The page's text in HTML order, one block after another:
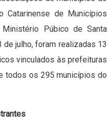
Catarinense de Municípios
Púbico de Santa
de julho, foram realizadas 13
vinculados às prefeituras
todos os 295 municípios do